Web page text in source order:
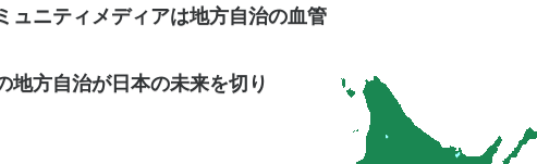
ュニティメディアは地方自治の血管
地方自治が日本の未来を切り